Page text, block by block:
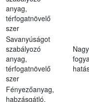
anyag,
térfogatnövelő
szer
Savanyúságot
szabályozó
anyag,
térfogatnövelő
szer
Fényezőanyag,
habzásgátló,